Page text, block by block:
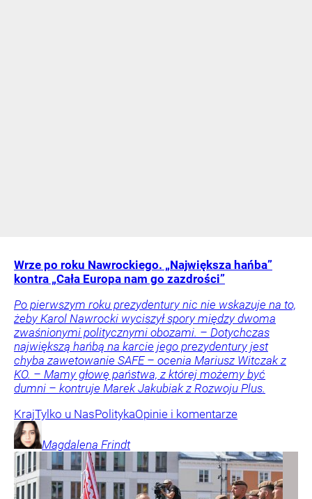
Wrze po roku Nawrockiego. „Największa hańba”
kontra „Cała Europa nam go zazdrości”
Po pierwszym roku prezydentury nic nie wskazuje na to,
żeby Karol Nawrocki wyciszył spory między dwoma
zwaśnionymi politycznymi obozami. – Dotychczas
największą hańbą na karcie jego prezydentury jest
chyba zawetowanie SAFE – ocenia Mariusz Witczak z
KO. – Mamy głowę państwa, z której możemy być
dumni – kontruje Marek Jakubiak z Rozwoju Plus.
KrajTylko u NasPolitykaOpinie i komentarze
Magdalena Frindt